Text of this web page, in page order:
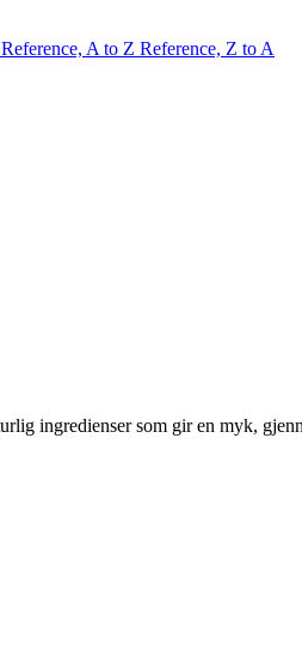
Reference, A to Z Reference, Z to A
ingredienser som gir en myk,